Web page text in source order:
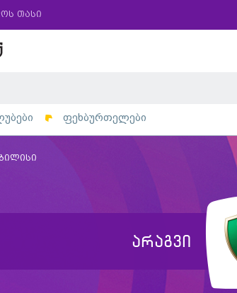
თასი
ფეხბურთელები
არაგვი